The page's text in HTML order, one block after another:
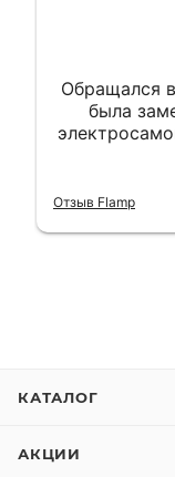
Обращался
была
сделали в
гарантии,
Отзыв Flamp
КАТАЛОГ
АКЦИИ